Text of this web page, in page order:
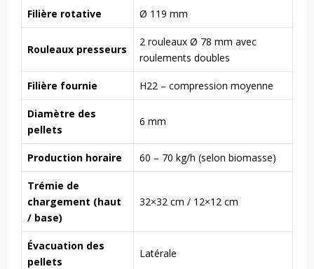
Filière rotative Ø 119 mm
Rouleaux presseurs
2 rouleaux Ø 78 mm avec
roulements doubles
Filière fournie H22 – compression moyenne
Diamètre des
pellets
6 mm
Production horaire 60 – 70 kg/h (selon biomasse)
Trémie de
chargement (haut
/ base)
32×32 cm / 12×12 cm
Évacuation des
pellets
Latérale